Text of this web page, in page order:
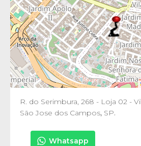
R. do Serimbura, 268 - Loja 02 -
São Jose dos Campos, SP.
Whatsapp